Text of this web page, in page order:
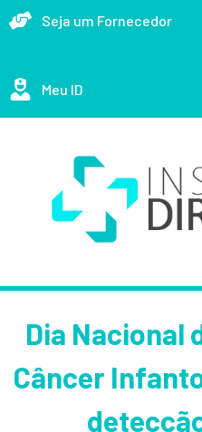
Seja um Fornecedor
Meu ID
Dia Nacional
Câncer